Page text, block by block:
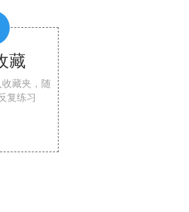
藏
藏夹，随
复练习